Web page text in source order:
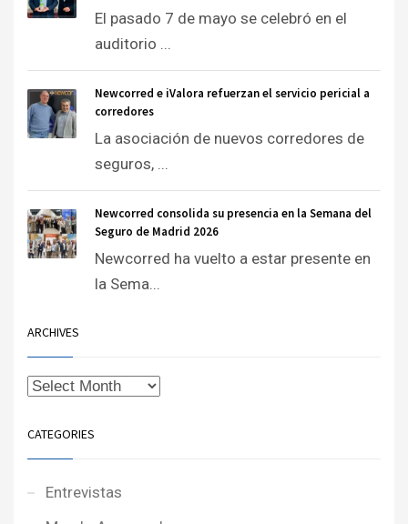
El pasado 7 de mayo se celebró en el
auditorio ...
Newcorred e iValora refuerzan el servicio pericial a
corredores
La asociación de nuevos corredores de
seguros, ...
Newcorred consolida su presencia en la Semana del
Seguro de Madrid 2026
Newcorred ha vuelto a estar presente en
la Sema...
ARCHIVES
CATEGORIES
Entrevistas